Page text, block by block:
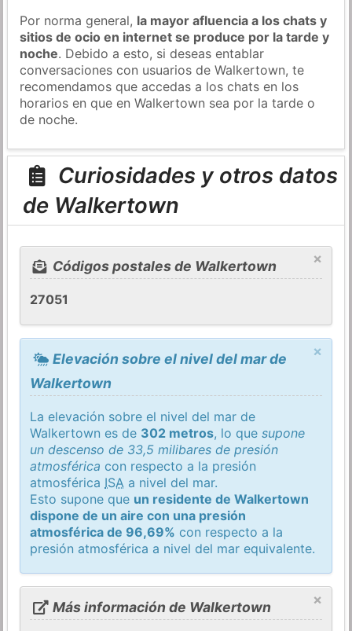
Por norma general, la mayor afluencia a los chats y
sitios de ocio en internet se produce por la tarde y
noche. Debido a esto, si deseas entablar
conversaciones con usuarios de Walkertown, te
recomendamos que accedas a los chats en los
horarios en que en Walkertown sea por la tarde o
de noche.
Curiosidades y otros datos
de Walkertown
×
Códigos postales de Walkertown
27051
×
Elevación sobre el nivel del mar de
Walkertown
La elevación sobre el nivel del mar de
Walkertown es de 302 metros, lo quesupone
un descenso de 33,5 milibares de presión
atmosférica con respecto a la presión
atmosférica ISA a nivel del mar.
Esto supone que un residente de Walkertown
dispone de un aire con una presión
atmosférica de 96,69% con respecto a la
presión atmosférica a nivel del mar equivalente.
×
Más información de Walkertown